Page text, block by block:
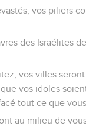
vos piliers
des Israélites
vos villes
vos idoles
tout ce que
au milieu de